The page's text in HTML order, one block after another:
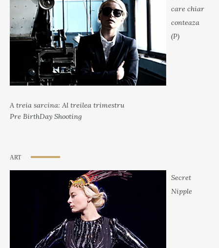
care chiar
conteaza
(P)
A treia sarcina: Al treilea trimestru
Pre BirthDay Shooting
ART
Secret
Nipple